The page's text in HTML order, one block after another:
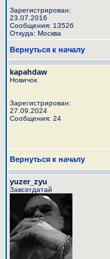
Зарегистрирован:
23.07.2016
Сообщения: 13526
Откуда: Москва
Вернуться к началу
kapahdaw
Новичок
Зарегистрирован:
27.09.2024
Сообщения: 24
Вернуться к началу
yuzer_zyu
Завсегдатай